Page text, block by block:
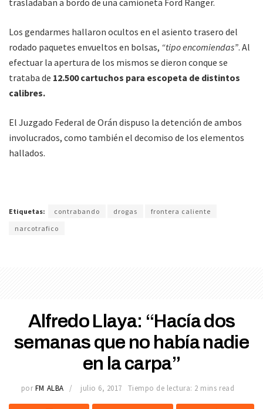
trasladaban a bordo de una camioneta Ford Ranger.
Los gendarmes hallaron ocultos en el asiento trasero del
rodado paquetes envueltos en bolsas, “tipo encomiendas”. Al
efectuar la apertura de los mismos se dieron conque se
trataba de 12.500 cartuchos para escopeta de distintos
calibres.
El Juzgado Federal de Orán dispuso la detención de ambos
involucrados, como también el decomiso de los elementos
hallados.
Etiquetas: contrabando drogas
frontera caliente
narcotrafico
Alfredo Llaya: “Hacía dos
semanas que no había nadie
en la carpa”
por FM ALBA julio 6, 2017 Tiempo de lectura: 2 mins read